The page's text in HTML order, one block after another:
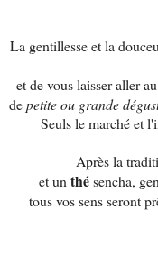
La gentillesse et la
et de vous laisser aller au
depetite ou grande
Seuls le marché et
Après la
et unthésencha,
tous vos sens seront